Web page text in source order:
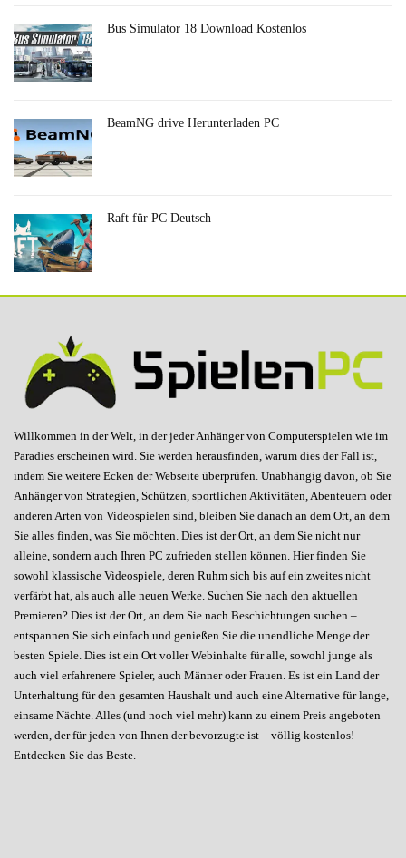
Bus Simulator 18 Download Kostenlos
BeamNG drive Herunterladen PC
Raft für PC Deutsch
Willkommen in der Welt, in der jeder Anhänger von Computerspielen wie im
Paradies erscheinen wird. Sie werden herausfinden, warum dies der Fall ist,
indem Sie weitere Ecken der Webseite überprüfen. Unabhängig davon, ob Sie
Anhänger von Strategien, Schützen, sportlichen Aktivitäten, Abenteuern oder
anderen Arten von Videospielen sind, bleiben Sie danach an dem Ort, an dem
Sie alles finden, was Sie möchten. Dies ist der Ort, an dem Sie nicht nur
alleine, sondern auch Ihren PC zufrieden stellen können. Hier finden Sie
sowohl klassische Videospiele, deren Ruhm sich bis auf ein zweites nicht
verfärbt hat, als auch alle neuen Werke. Suchen Sie nach den aktuellen
Premieren? Dies ist der Ort, an dem Sie nach Beschichtungen suchen –
entspannen Sie sich einfach und genießen Sie die unendliche Menge der
besten Spiele. Dies ist ein Ort voller Webinhalte für alle, sowohl junge als
auch viel erfahrenere Spieler, auch Männer oder Frauen. Es ist ein Land der
Unterhaltung für den gesamten Haushalt und auch eine Alternative für lange,
einsame Nächte. Alles (und noch viel mehr) kann zu einem Preis angeboten
werden, der für jeden von Ihnen der bevorzugte ist – völlig kostenlos!
Entdecken Sie das Beste.